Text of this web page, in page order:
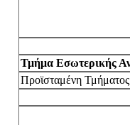
Τμήμα Εσωτερικής
Προϊσταμένη Τμήματος